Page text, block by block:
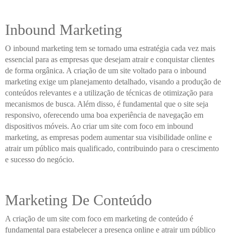
Inbound Marketing
O inbound marketing tem se tornado uma estratégia cada vez mais
essencial para as empresas que desejam atrair e conquistar clientes
de forma orgânica. A criação de um site voltado para o inbound
marketing exige um planejamento detalhado, visando a produção de
conteúdos relevantes e a utilização de técnicas de otimização para
mecanismos de busca. Além disso, é fundamental que o site seja
responsivo, oferecendo uma boa experiência de navegação em
dispositivos móveis. Ao criar um site com foco em inbound
marketing, as empresas podem aumentar sua visibilidade online e
atrair um público mais qualificado, contribuindo para o crescimento
e sucesso do negócio.
Marketing De Conteúdo
A criação de um site com foco em marketing de conteúdo é
fundamental para estabelecer a presença online e atrair um público